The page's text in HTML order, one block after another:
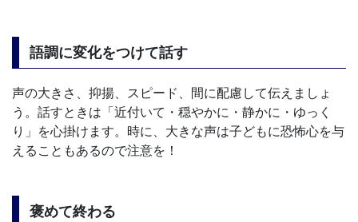
語調に変化をつけて話す
声の大きさ、抑揚、スピード、間に配慮して伝えましょ
う。話すときは「近付いて・穏やかに・静かに・ゆっく
り」を心掛けます。時に、大きな声は子どもに恐怖心を与
えることもあるので注意を！
褒めて終わる